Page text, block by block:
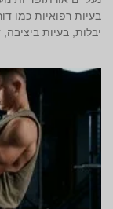
בעיות רפואיות כמו
יבלות, בעיות